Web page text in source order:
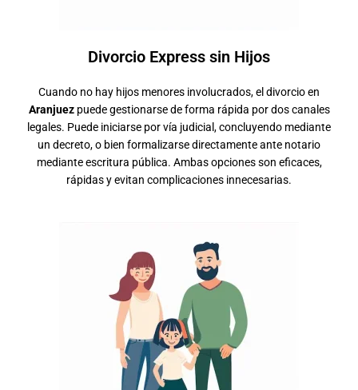
Divorcio Express sin Hijos
Cuando no hay hijos menores involucrados, el divorcio en
Aranjuezpuede gestionarse de forma rápida por dos canales
legales. Puede iniciarse por vía judicial, concluyendo mediante
un decreto, o bien formalizarse directamente ante notario
mediante escritura pública. Ambas opciones son eficaces,
rápidas y evitan complicaciones innecesarias.